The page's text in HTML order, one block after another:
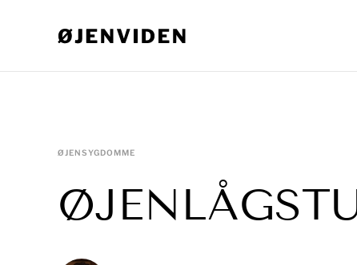
ØJENSYGDOMME